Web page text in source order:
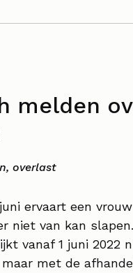
melden
overlast
ervaart een
niet van kan
vanaf 1 juni 2022
met de